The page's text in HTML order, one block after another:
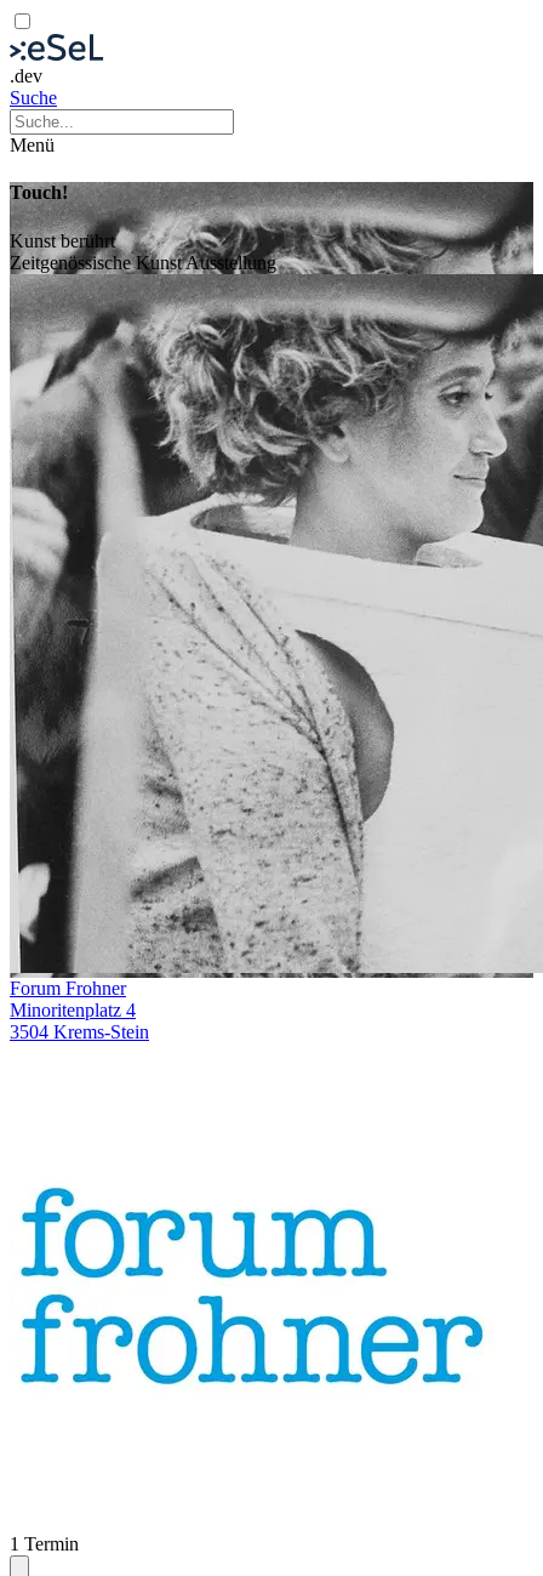
.dev
Suche
Menü
Touch!
Kunst berührt
Zeitgenössische KunstAusstellung
Forum Frohner
Minoritenplatz 4
3504 Krems-Stein
1 Termin